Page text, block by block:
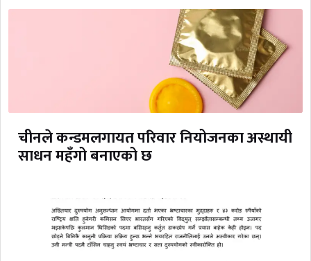
चीनले कन्डमलगायत परिवार नियोजनका अस्थायी
साधन महँगो बनाएको छ